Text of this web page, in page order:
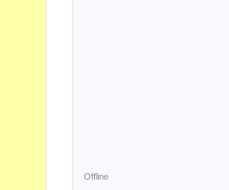
Offline